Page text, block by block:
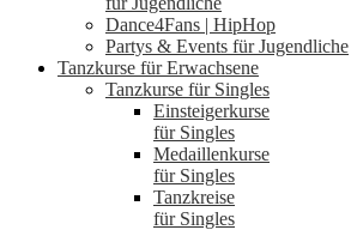
Dance4Fans | HipHop
Partys & Events für Jugendliche
Tanzkurse für Erwachsene
Tanzkurse für Singles
Einsteigerkurse
für Singles
Medaillenkurse
für Singles
Tanzkreise
für Singles